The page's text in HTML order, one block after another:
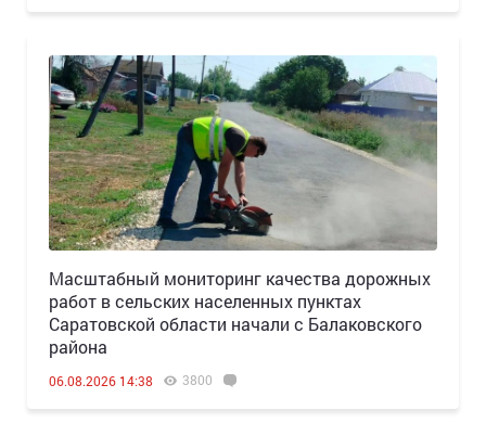
Масштабный мониторинг качества дорожных
работ в сельских населенных пунктах
Саратовской области начали с Балаковского
района
06.08.2026 14:38 3800